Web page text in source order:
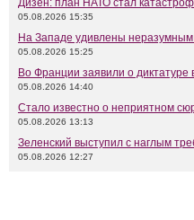
Дизен: план НАТО стал
05.08.2026 15:35
На Западе удивлены
05.08.2026 15:25
Во Франции заявили о диктатуре
05.08.2026 14:40
Стало известно о неприятном
05.08.2026 13:13
Зеленский выступил с наглым
05.08.2026 12:27